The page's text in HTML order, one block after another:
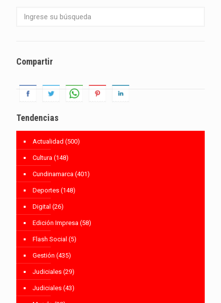
Compartir
Tendencias
Actualidad (500)
Cultura (148)
Cundinamarca (401)
Deportes (148)
Digital (26)
Edición Impresa (58)
Flash Social (5)
Gestión (435)
Judiciales (29)
Judiciales (43)